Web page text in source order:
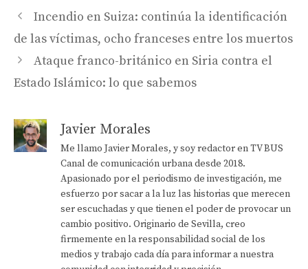
Incendio en Suiza: continúa la identificación
de las víctimas, ocho franceses entre los muertos
Ataque franco-británico en Siria contra el
Estado Islámico: lo que sabemos
Javier Morales
Me llamo Javier Morales, y soy redactor en TV BUS
Canal de comunicación urbana desde 2018.
Apasionado por el periodismo de investigación, me
esfuerzo por sacar a la luz las historias que merecen
ser escuchadas y que tienen el poder de provocar un
cambio positivo. Originario de Sevilla, creo
firmemente en la responsabilidad social de los
medios y trabajo cada día para informar a nuestra